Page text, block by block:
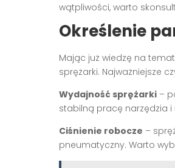
wątpliwości, warto
Określenie
Mając już wiedzę na
sprężarki. Najważniejsze
Wydajność sprężarki –
stabilną pracę narzędzia
Ciśnienie robocze –
pneumatyczny. Warto